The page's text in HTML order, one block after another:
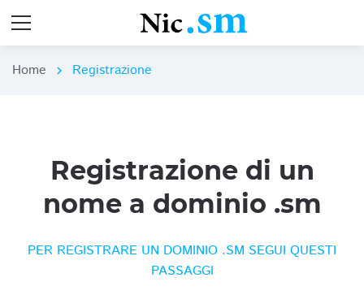
Home chevron_right Registrazione
Registrazione di un
nome a dominio .sm
PER REGISTRARE UN DOMINIO .SM SEGUI QUESTI
PASSAGGI